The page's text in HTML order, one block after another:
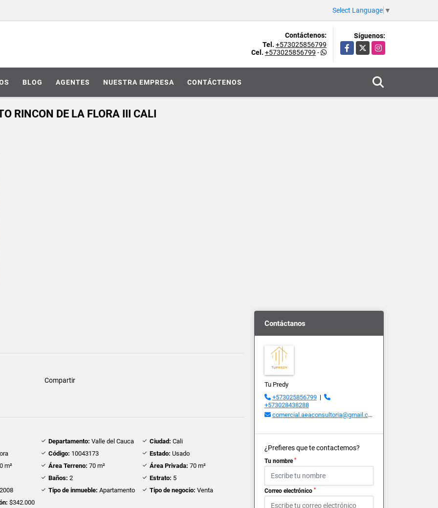
Select Language ▼
Contáctenos:
Tel. +573025856799
Cel. +573025856799 -
Síguenos:
Facebook
X Instagram
BLOG AGENTES NUESTRA EMPRESA CONTÁCTENOS
RINCON DE LA FLORA III CALI
Compartir
Departamento: Valle del Cauca Ciudad: Cali
Código: 10043173 Estado: Usado
m² Área Terreno: 70 m² Área Privada: 70 m²
Baños: 2 Estrato: 5
2008 Tipo de inmueble: Apartamento Tipo de negocio: Venta
$342.000
Contáctanos
Tu Predy
+573025856799|
+573028438288
comercial.aeaconsultoria@gmail.com
¿Prefieres que te contactemos?
Tu nombre *
Correo electrónico *